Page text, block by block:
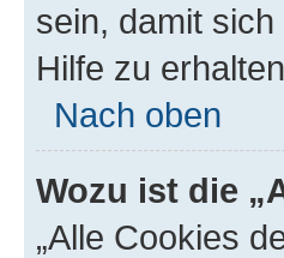
sein, damit
Hilfe zu
Nach oben
Wozu ist die
„Alle Cookies